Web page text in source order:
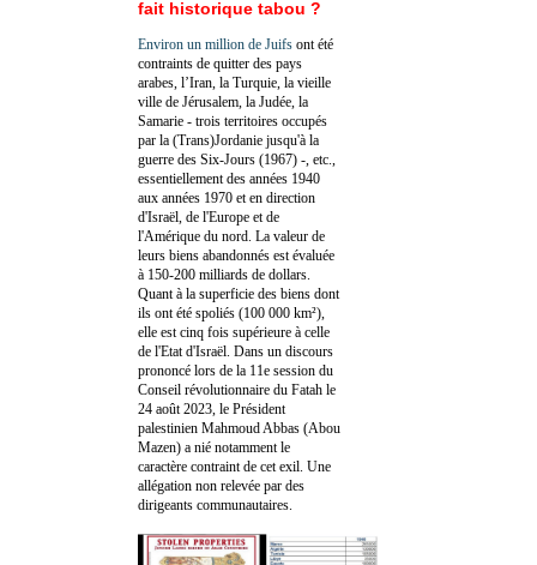
fait historique tabou ?
Environ un million de Juifs ont été
contraints de quitter des pays
arabes, l’Iran, la Turquie, la vieille
ville de Jérusalem, la Judée, la
Samarie - trois territoires occupés
par la (Trans)Jordanie jusqu'à la
guerre des Six-Jours (1967) -, etc.,
essentiellement des années 1940
aux années 1970 et en direction
d'Israël, de l'Europe et de
l'Amérique du nord. La valeur de
leurs biens abandonnés est évaluée
à 150-200 milliards de dollars.
Quant à la superficie des biens dont
ils ont été spoliés (100 000 km²),
elle est cinq fois supérieure à celle
de l'Etat d'Israël. Dans un discours
prononcé lors de la 11e session du
Conseil révolutionnaire du Fatah le
24 août 2023, le Président
palestinien Mahmoud Abbas (Abou
Mazen) a nié notamment le
caractère contraint de cet exil. Une
allégation non relevée par des
dirigeants communautaires.